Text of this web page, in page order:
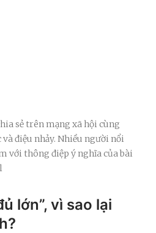
sẻ trên mạng xã hội cùng
điệu nhảy. Nhiều người nổi
với thông điệp ý nghĩa của bài
lớn”, vì sao lại